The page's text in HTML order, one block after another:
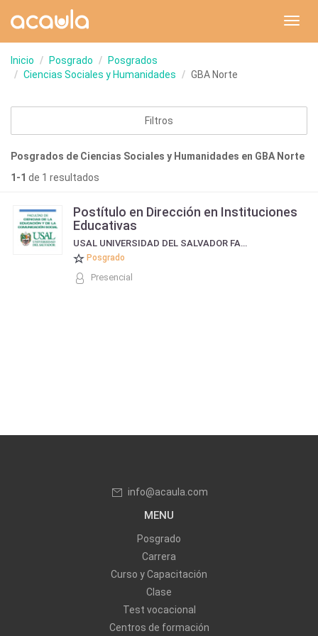
Inicio Posgrado
Posgrados
Ciencias Sociales y Humanidades
GBA Norte
Filtros
Posgrados de Ciencias Sociales y Humanidades en GBA Norte
1-1 de 1 resultados
Postítulo en Dirección en Instituciones
Educativas
USAL UNIVERSIDAD DEL SALVADOR FACULTAD DE COMUNICACIÓN Y EDUCACIÓN
Posgrado
Presencial
info@acaula.com
MENU
Posgrado
Carrera
Curso y Capacitación
Clase
Test vocacional
Centros de formación